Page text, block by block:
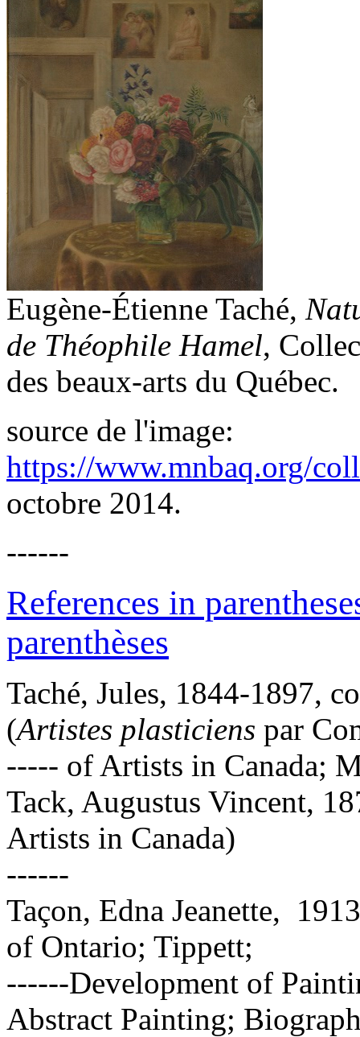
Eugène-Étienne Taché,
de Théophile Hamel,
des beaux-arts du Québec.
source de l'image:
https://www.mnbaq.org/
octobre 2014.
------
References in
parenthèses
Taché, Jules, 1844-1897,
(Artistes plasticiens par
----- of Artists in Canada;
Tack, Augustus Vincent,
Artists in Canada)
------
Taçon, Edna Jeanette,
of Ontario; Tippett;
------Development of
Abstract Painting;